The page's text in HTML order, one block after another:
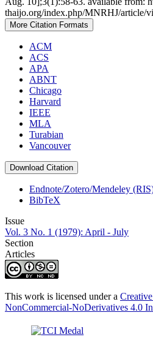
thaijo.org/index.php/MNRHJ/article/
More Citation Formats
ACM
ACS
APA
ABNT
Chicago
Harvard
IEEE
MLA
Turabian
Vancouver
Download Citation
Endnote/Zotero/Mendeley
BibTeX
Issue
Vol. 3 No. 1 (1979): April - July
Section
Articles
This work is licensed under a
NonCommercial-NoDerivatives 4.0